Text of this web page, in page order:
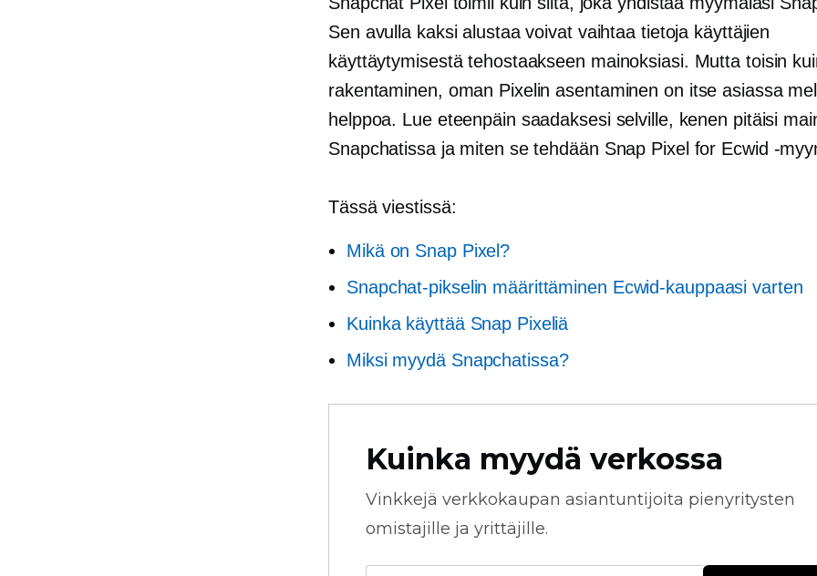
Sen avulla kaksi alustaa voivat vaihtaa tietoja käyttäjien
käyttäytymisestä tehostaakseen mainoksiasi. Mutta toisin
rakentaminen, oman Pixelin asentaminen on itse asiassa
helppoa. Lue eteenpäin saadaksesi selville, kenen pitäisi
Snapchatissa ja miten se tehdään Snap Pixel for Ecwid -
Tässä viestissä:
Mikä on Snap Pixel?
Snapchat-pikselin määrittäminen Ecwid-kauppaasi varten
Kuinka käyttää Snap Pixeliä
Miksi myydä Snapchatissa?
Kuinka myydä verkossa
Vinkkejä verkkokaupan asiantuntijoita pienyritysten
omistajille ja yrittäjille.